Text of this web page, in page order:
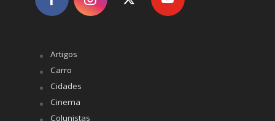
Artigos
Carro
Cidades
Cinema
Colunistas